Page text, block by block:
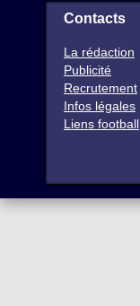
Contacts
La rédaction
Publicité
Recrutement
Infos légales
Liens football